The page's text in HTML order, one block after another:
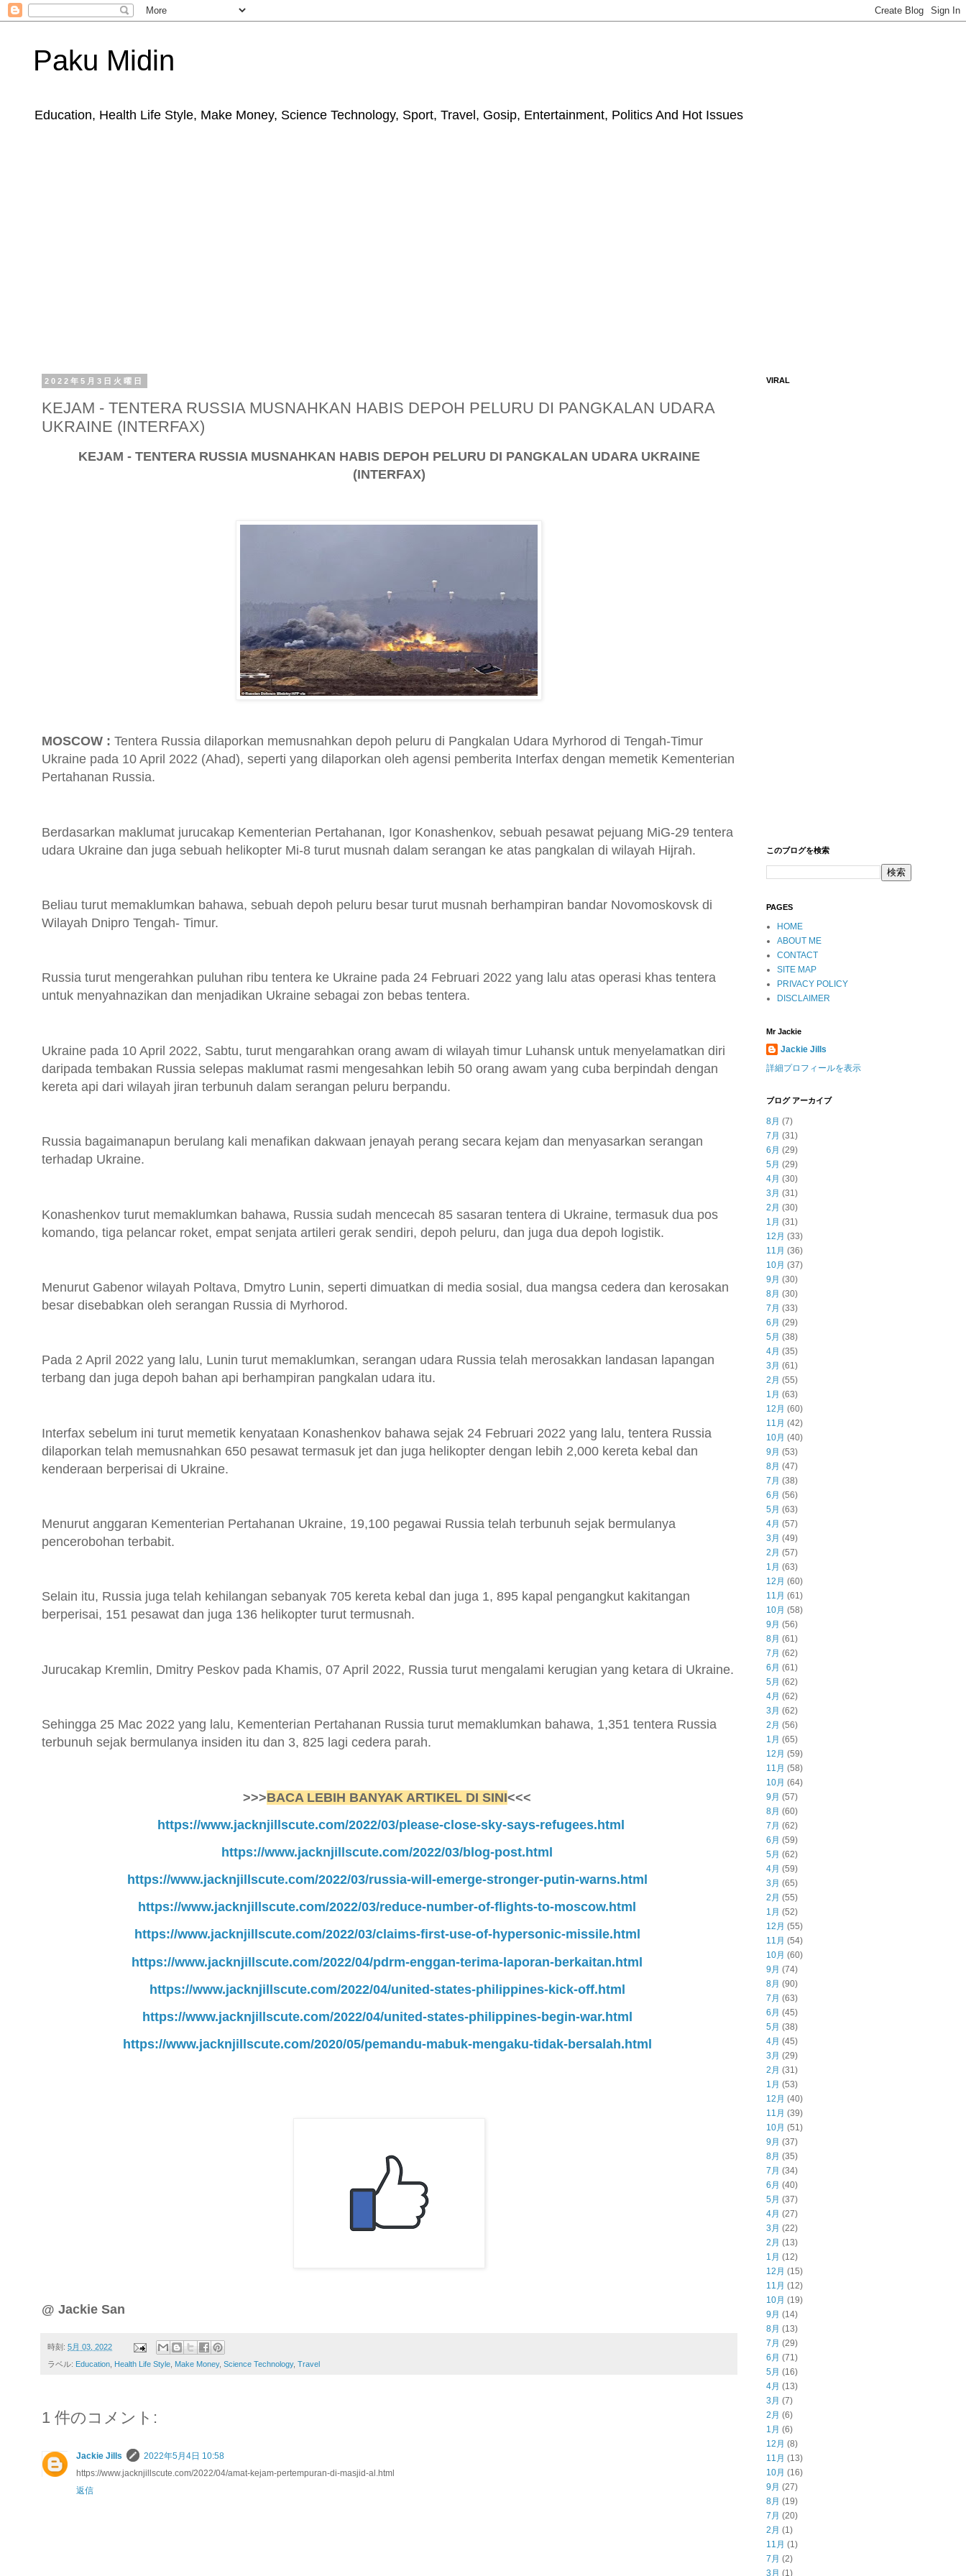
Paku Midin
Education, Health Life Style, Make Money, Science Technology, Sport, Travel, Gosip, Entertainment, Politics And Hot Issues
2022年5月3日火曜日
KEJAM - TENTERA RUSSIA MUSNAHKAN HABIS DEPOH PELURU DI PANGKALAN UDARA
UKRAINE (INTERFAX)
KEJAM - TENTERA RUSSIA MUSNAHKAN HABIS DEPOH PELURU DI PANGKALAN UDARA UKRAINE
(INTERFAX)
MOSCOW : Tentera Russia dilaporkan memusnahkan depoh peluru di Pangkalan Udara Myrhorod di Tengah-Timur
Ukraine pada 10 April 2022 (Ahad), seperti yang dilaporkan oleh agensi pemberita Interfax dengan memetik Kementerian
Pertahanan Russia.
Berdasarkan maklumat jurucakap Kementerian Pertahanan, Igor Konashenkov, sebuah pesawat pejuang MiG-29 tentera
udara Ukraine dan juga sebuah helikopter Mi-8 turut musnah dalam serangan ke atas pangkalan di wilayah Hijrah.
Beliau turut memaklumkan bahawa, sebuah depoh peluru besar turut musnah berhampiran bandar Novomoskovsk di
Wilayah Dnipro Tengah- Timur.
Russia turut mengerahkan puluhan ribu tentera ke Ukraine pada 24 Februari 2022 yang lalu atas operasi khas tentera
untuk menyahnazikan dan menjadikan Ukraine sebagai zon bebas tentera.
Ukraine pada 10 April 2022, Sabtu, turut mengarahkan orang awam di wilayah timur Luhansk untuk menyelamatkan diri
daripada tembakan Russia selepas maklumat rasmi mengesahkan lebih 50 orang awam yang cuba berpindah dengan
kereta api dari wilayah jiran terbunuh dalam serangan peluru berpandu.
Russia bagaimanapun berulang kali menafikan dakwaan jenayah perang secara kejam dan menyasarkan serangan
terhadap Ukraine.
Konashenkov turut memaklumkan bahawa, Russia sudah mencecah 85 sasaran tentera di Ukraine, termasuk dua pos
komando, tiga pelancar roket, empat senjata artileri gerak sendiri, depoh peluru, dan juga dua depoh logistik.
Menurut Gabenor wilayah Poltava, Dmytro Lunin, seperti dimuatkan di media sosial, dua mangsa cedera dan kerosakan
besar disebabkan oleh serangan Russia di Myrhorod.
Pada 2 April 2022 yang lalu, Lunin turut memaklumkan, serangan udara Russia telah merosakkan landasan lapangan
terbang dan juga depoh bahan api berhampiran pangkalan udara itu.
Interfax sebelum ini turut memetik kenyataan Konashenkov bahawa sejak 24 Februari 2022 yang lalu, tentera Russia
dilaporkan telah memusnahkan 650 pesawat termasuk jet dan juga helikopter dengan lebih 2,000 kereta kebal dan
kenderaan berperisai di Ukraine.
Menurut anggaran Kementerian Pertahanan Ukraine, 19,100 pegawai Russia telah terbunuh sejak bermulanya
pencerobohan terbabit.
Selain itu, Russia juga telah kehilangan sebanyak 705 kereta kebal dan juga 1, 895 kapal pengangkut kakitangan
berperisai, 151 pesawat dan juga 136 helikopter turut termusnah.
Jurucakap Kremlin, Dmitry Peskov pada Khamis, 07 April 2022, Russia turut mengalami kerugian yang ketara di Ukraine.
Sehingga 25 Mac 2022 yang lalu, Kementerian Pertahanan Russia turut memaklumkan bahawa, 1,351 tentera Russia
terbunuh sejak bermulanya insiden itu dan 3, 825 lagi cedera parah.
>>>BACA LEBIH BANYAK ARTIKEL DI SINI<<<
https://www.jacknjillscute.com/2022/03/please-close-sky-says-refugees.html
https://www.jacknjillscute.com/2022/03/blog-post.html
https://www.jacknjillscute.com/2022/03/russia-will-emerge-stronger-putin-warns.html
https://www.jacknjillscute.com/2022/03/reduce-number-of-flights-to-moscow.html
https://www.jacknjillscute.com/2022/03/claims-first-use-of-hypersonic-missile.html
https://www.jacknjillscute.com/2022/04/pdrm-enggan-terima-laporan-berkaitan.html
https://www.jacknjillscute.com/2022/04/united-states-philippines-kick-off.html
https://www.jacknjillscute.com/2022/04/united-states-philippines-begin-war.html
https://www.jacknjillscute.com/2020/05/pemandu-mabuk-mengaku-tidak-bersalah.html
@ Jackie San
時刻: 5月 03, 2022
ラベル: Education Health Life Style Make Money, Science Technology, Travel
1 件のコメント:
Jackie Jills
2022年5月4日 10:58
https://www.jacknjillscute.com/2022/04/amat-kejam-pertempuran-di-masjid-al.html
返信
VIRAL
このブログを検索
PAGES
HOME
ABOUT ME
CONTACT
SITE MAP
PRIVACY POLICY
DISCLAIMER
Mr Jackie
Jackie Jills
詳細プロフィールを表示
ブログ アーカイブ
8月 (7)
7月 (31)
6月 (29)
5月 (29)
4月 (30)
3月 (31)
2月 (30)
1月 (31)
12月 (33)
11月 (36)
10月 (37)
9月 (30)
8月 (30)
7月 (33)
6月 (29)
5月 (38)
4月 (35)
3月 (61)
2月 (55)
1月 (63)
12月 (60)
11月 (42)
10月 (40)
9月 (53)
8月 (47)
7月 (38)
6月 (56)
5月 (63)
4月 (57)
3月 (49)
2月 (57)
1月 (63)
12月 (60)
11月 (61)
10月 (58)
9月 (56)
8月 (61)
7月 (62)
6月 (61)
5月 (62)
4月 (62)
3月 (62)
2月 (56)
1月 (65)
12月 (59)
11月 (58)
10月 (64)
9月 (57)
8月 (60)
7月 (62)
6月 (59)
5月 (62)
4月 (59)
3月 (65)
2月 (55)
1月 (52)
12月 (55)
11月 (54)
10月 (60)
9月 (74)
8月 (90)
7月 (63)
6月 (45)
5月 (38)
4月 (45)
3月 (29)
2月 (31)
1月 (53)
12月 (40)
11月 (39)
10月 (51)
9月 (37)
8月 (35)
7月 (34)
6月 (40)
5月 (37)
4月 (27)
3月 (22)
2月 (13)
1月 (12)
12月 (15)
11月 (12)
10月 (19)
9月 (14)
8月 (13)
7月 (29)
6月 (71)
5月 (16)
4月 (13)
3月 (7)
2月 (6)
1月 (6)
12月 (8)
11月 (13)
10月 (16)
9月 (27)
8月 (19)
7月 (20)
2月 (1)
11月 (1)
7月 (2)
3月 (1)